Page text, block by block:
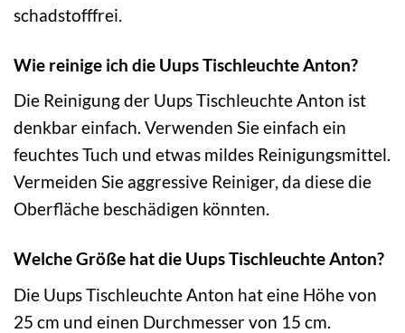
schadstofffrei.
Wie reinige ich die Uups Tischleuchte Anton?
Die Reinigung der Uups Tischleuchte Anton ist
denkbar einfach. Verwenden Sie einfach ein
feuchtes Tuch und etwas mildes Reinigungsmittel.
Vermeiden Sie aggressive Reiniger, da diese die
Oberfläche beschädigen könnten.
Welche Größe hat die Uups Tischleuchte Anton?
Die Uups Tischleuchte Anton hat eine Höhe von
25 cm und einen Durchmesser von 15 cm.